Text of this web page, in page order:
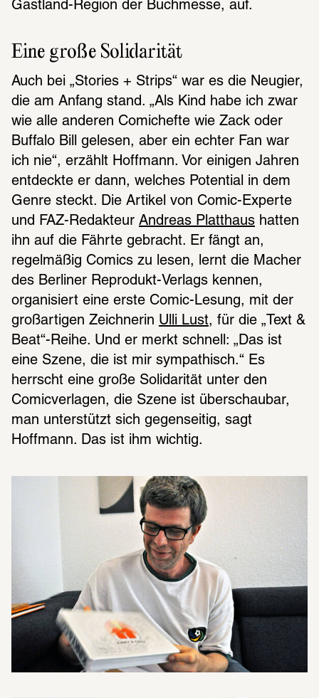
Gastland-Region der Buchmesse, auf.
Eine große Solidarität
Auch bei „Stories + Strips“ war es die Neugier,
die am Anfang stand. „Als Kind habe ich zwar
wie alle anderen Comichefte wie Zack oder
Buffalo Bill gelesen, aber ein echter Fan war
ich nie“, erzählt Hoffmann. Vor einigen Jahren
entdeckte er dann, welches Potential in dem
Genre steckt. Die Artikel von Comic-Experte
und FAZ-Redakteur Andreas Platthaus hatten
ihn auf die Fährte gebracht. Er fängt an,
regelmäßig Comics zu lesen, lernt die Macher
des Berliner Reprodukt-Verlags kennen,
organisiert eine erste Comic-Lesung, mit der
großartigen Zeichnerin Ulli Lust, für die „Text &
Beat“-Reihe. Und er merkt schnell: „Das ist
eine Szene, die ist mir sympathisch.“ Es
herrscht eine große Solidarität unter den
Comicverlagen, die Szene ist überschaubar,
man unterstützt sich gegenseitig, sagt
Hoffmann. Das ist ihm wichtig.